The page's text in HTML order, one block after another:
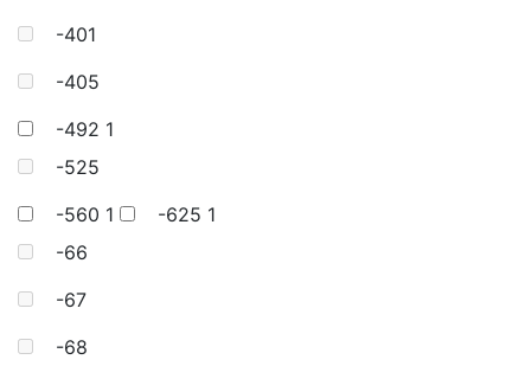
-401
-405
-492 1
-525
-560 1 -625 1
-66
-67
-68